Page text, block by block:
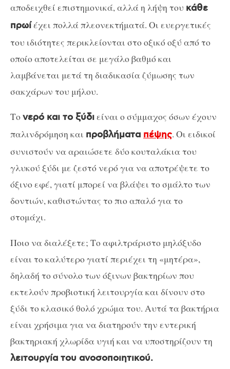
αποδειχθεί επιστημονικά, αλλά η λήψη του κάθε
πρωίέχει πολλά πλεονεκτήματά. Οι ευεργετικές
του ιδιότητες περικλείονται στο οξικό οξύ από το
οποίο αποτελείται σε μεγάλο βαθμό και
λαμβάνεται μετά τη διαδικασία ζύμωσης των
σακχάρων του μήλου.
Τονερό και το ξύδιείναι ο σύμμαχος όσων έχουν
παλινδρόμηση και προβλήματα πέψης. Οι ειδικοί
συνιστούν να αραιώσετε δύο κουταλάκια του
γλυκού ξύδι με ζεστό νερό για να αποτρέψετε το
όξινο εφέ, γιατί μπορεί να βλάψει το σμάλτο των
δοντιών, καθιστώντας το πιο απαλό για το
στομάχι.
Ποιο να διαλέξετε; Το αφιλτράριστο μηλόξυδο
είναι το καλύτερο γιατί περιέχει τη «μητέρα»,
δηλαδή το σύνολο των όξινων βακτηρίων που
εκτελούν προβιοτική λειτουργία και δίνουν στο
ξύδι το κλασικό θολό χρώμα του. Αυτά τα βακτήρια
είναι χρήσιμα για να διατηρούν την εντερική
βακτηριακή χλωρίδα υγιή και να υποστηρίζουν τη
λειτουργία του ανοσοποιητικού.